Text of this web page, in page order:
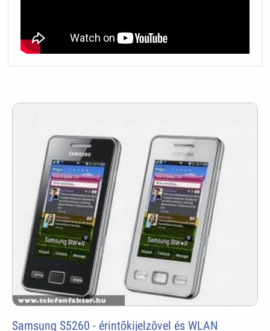
Samsung S5260 - érintõkijelzõvel és WLAN